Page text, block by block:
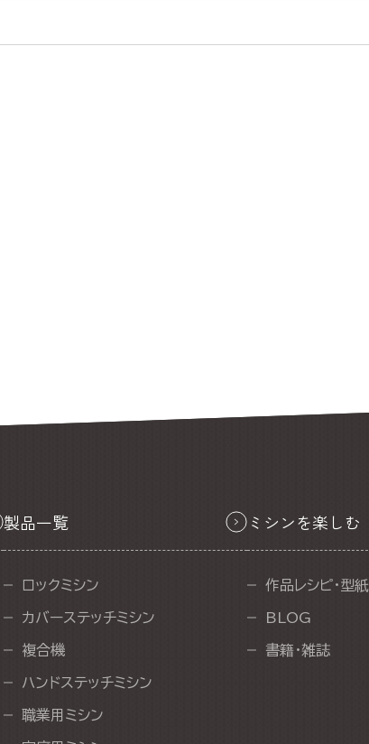
製品一覧
ロックミシン
カバーステッチミシン
複合機
ハンドステッチミシン
職業用ミシン
ミシンを楽しむ
作品レシピ・型紙
BLOG
書籍・雑誌